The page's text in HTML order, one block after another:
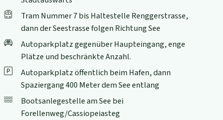
Tram Nummer 7 bis Haltestelle Renggerstrasse,
dann der Seestrasse folgen Richtung See
Autoparkplatz gegenüber Haupteingang, enge
Plätze und beschränkte Anzahl.
Autoparkplatz öffentlich beim Hafen, dann
Spaziergang 400 Meter dem See entlang
Bootsanlegestelle am See bei
Forellenweg/Cassiopeiasteg